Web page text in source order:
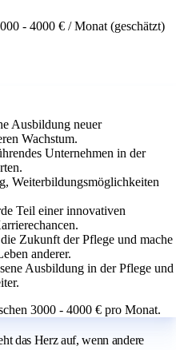
- 4000 € / Monat (geschätzt)
Ausbildung neuer
Wachstum.
Unternehmen in der
Weiterbildungsmöglichkeiten
Teil einer innovativen
Zukunft der Pflege und mache
anderer.
Ausbildung in der Pflege und
3000 - 4000 € pro Monat.
das Herz auf, wenn andere